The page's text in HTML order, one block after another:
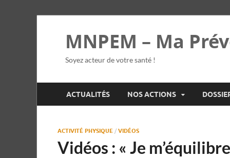
MNPEM – Ma
Soyez acteur de votre santé !
ACTUALITÉS NOS ACTIONS
ACTIVITÉ PHYSIQUE / VIDÉOS
Vidéos : « Je